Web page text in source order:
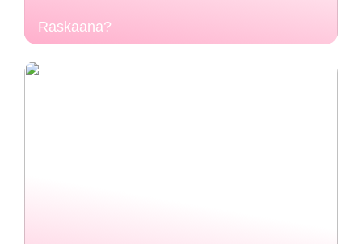
Raskaana?